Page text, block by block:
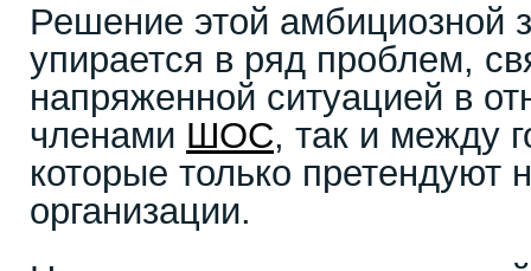
Решение этой амбициозной
упирается в ряд проблем,
напряженной ситуацией в
членами ШОС, так и между
которые только претендуют
организации.